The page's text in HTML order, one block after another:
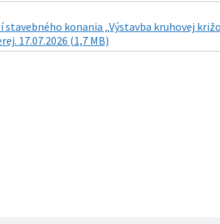
konania „Výstavba kruhovej
17.07.2026 (1,7 MB)